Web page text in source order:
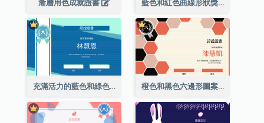
漸層用色成就證書 藍色和紅色曲線形狀獎證書
充滿活力的藍色和綠色徽章證書 橙色和黑色六邊形圖案證書